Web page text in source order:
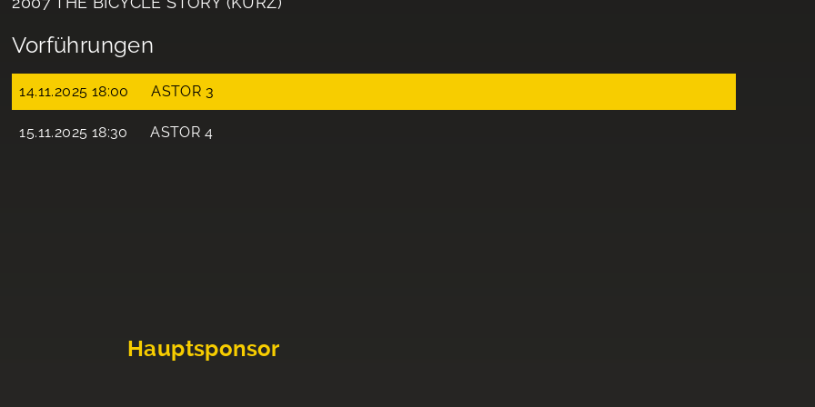
Vorführungen
14.11.2025 18:00 ASTOR 3
15.11.2025 18:30 ASTOR 4
Hauptsponsor